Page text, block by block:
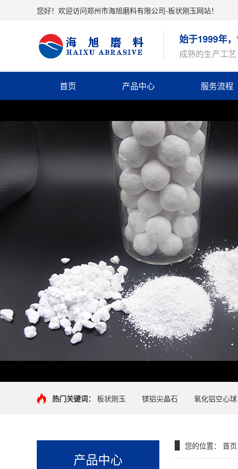
您好！欢迎访问郑州市海旭磨料有限公司-板状刚玉网站！
始于1999年
成熟的生产工
首页 产品中心 服务流程
热门关键词： 板状刚玉 镁铝尖晶石 氧化铝空心球
产品中心
您的位置： 首页